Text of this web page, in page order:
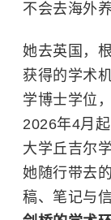
不会去海外养
她去英国，
获得的学术
学博士学位
2026年4月
大学丘吉尔
她随行带去
稿、笔记与